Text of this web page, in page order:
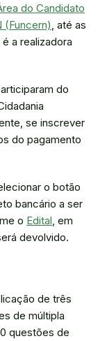
do Candidato
(Funcern) , até as
a realizadora
do
se inscrever
do pagamento
o botão
bancário a ser
o Edital , em
devolvido.
de três
de múltipla
questões de